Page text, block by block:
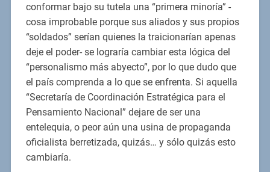
conformar bajo su tutela una “primera minoría” -
cosa improbable porque sus aliados y sus propios
“soldados” serían quienes la traicionarían apenas
deje el poder- se lograría cambiar esta lógica del
“personalismo más abyecto”, por lo que dudo que
el país comprenda a lo que se enfrenta. Si aquella
“Secretaría de Coordinación Estratégica para el
Pensamiento Nacional” dejare de ser una
entelequia, o peor aún una usina de propaganda
oficialista berretizada, quizás… y sólo quizás esto
cambiaría.